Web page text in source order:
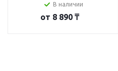
В наличии
от 8 890 ₸